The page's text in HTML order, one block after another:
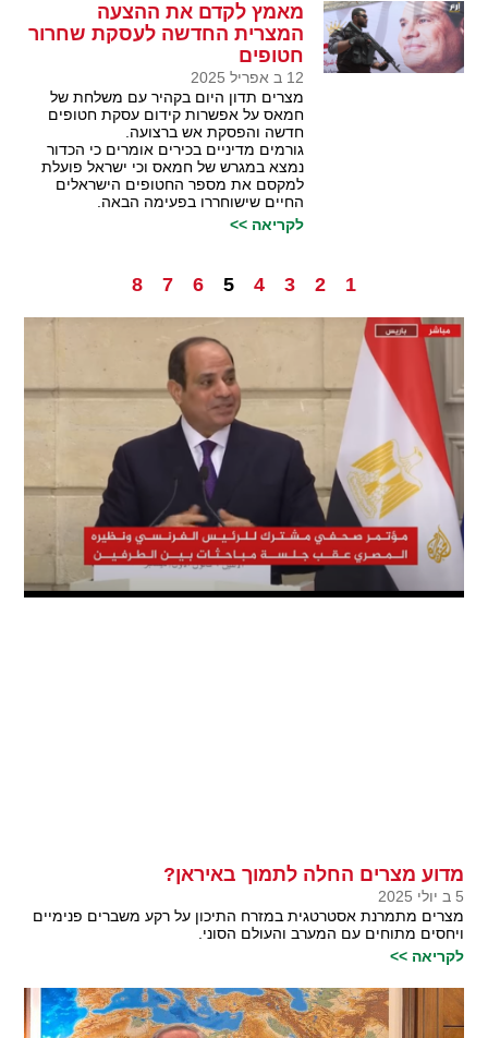
מאמץ לקדם את ההצעה
המצרית החדשה לעסקת שחרור
חטופים
12 ב אפריל 2025
מצרים תדון היום בקהיר עם משלחת של
חמאס על אפשרות קידום עסקת חטופים
חדשה והפסקת אש ברצועה.
גורמים מדיניים בכירים אומרים כי הכדור
נמצא במגרש של חמאס וכי ישראל פועלת
למקסם את מספר החטופים הישראלים
החיים שישוחררו בפעימה הבאה.
לקריאה >>
1
2
3
4
5
6
7
8
מדוע מצרים החלה לתמוך באיראן?
5 ב יולי 2025
מצרים מתמרנת אסטרטגית במזרח התיכון על רקע משברים פנימיים
ויחסים מתוחים עם המערב והעולם הסוני.
לקריאה >>